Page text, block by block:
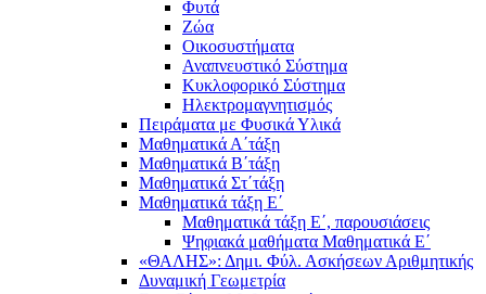
Φυτά
Ζώα
Οικοσυστήματα
Αναπνευστικό Σύστημα
Κυκλοφορικό Σύστημα
Ηλεκτρομαγνητισμός
Πειράματα με Φυσικά Υλικά
Μαθηματικά Α΄τάξη
Μαθηματικά Β΄τάξη
Μαθηματικά Στ΄τάξη
Μαθηματικά τάξη Ε΄
Μαθηματικά τάξη Ε΄, παρουσιάσεις
Ψηφιακά μαθήματα Μαθηματικά Ε΄
«ΘΑΛΗΣ»: Δημι. Φύλ. Ασκήσεων Αριθμητικής
Δυναμική Γεωμετρία